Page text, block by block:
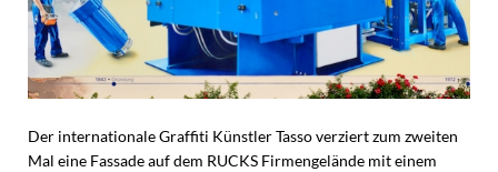
Der internationale Graffiti Künstler Tasso verziert zum zweiten
Mal eine Fassade auf dem RUCKS Firmengelände mit einem